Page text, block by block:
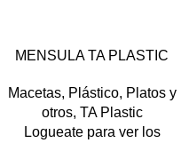
AMARILLO
BARRO
NARANJA
NEGRO
TERRA
VERDE OSCURO
VIOLETA
MENSULA TA PLASTIC
Macetas, Plástico, Platos y
otros, TA Plastic
Logueate para ver los